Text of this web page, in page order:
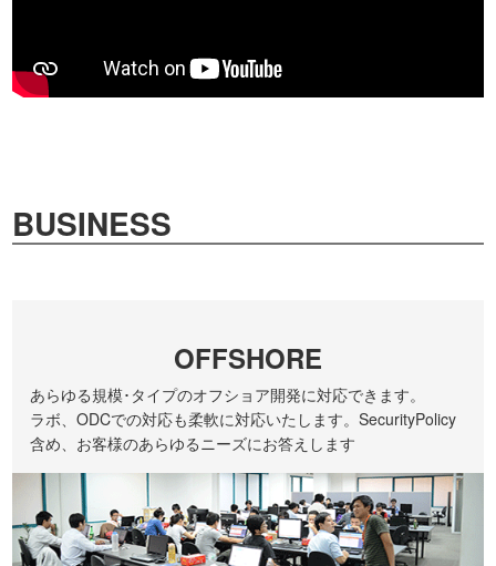
BUSINESS
OFFSHORE
あらゆる規模･タイプのオフショア開発に対応できます。
ラボ、ODCでの対応も柔軟に対応いたします。SecurityPolicy
含め、お客様のあらゆるニーズにお答えします